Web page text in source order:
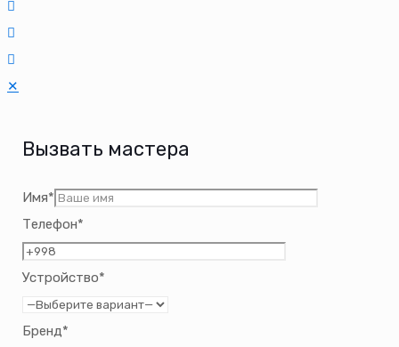
✕
Вызвать мастера
Имя*
Телефон*
Устройство*
Бренд*